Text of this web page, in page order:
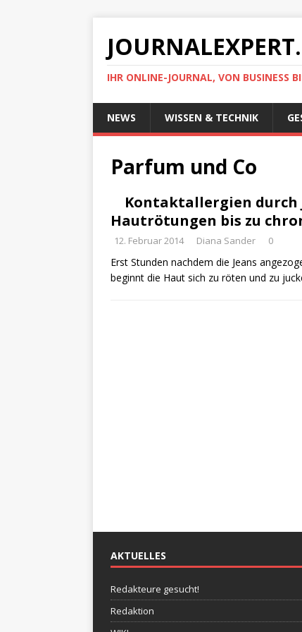
IHR ONLINE-JOURNAL, VON BUSINESS
NEWS WISSEN & TECHNIK
Parfum und Co
Kontaktallergien durch
Hautrötungen bis zu
12. Februar 2014 Diana Sander 0
Erst Stunden nachdem die Jeans
beginnt die Haut sich zu röten und zu
AKTUELLES
Redakteure gesucht!
Redaktion